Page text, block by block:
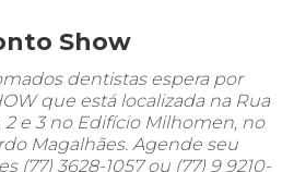
Show
dentistas espera por
que está localizada na Rua
2 e 3 no Edifício Milhomen, no
Magalhães. Agende seu
(77) 3628-1057 ou (77) 9 9210-